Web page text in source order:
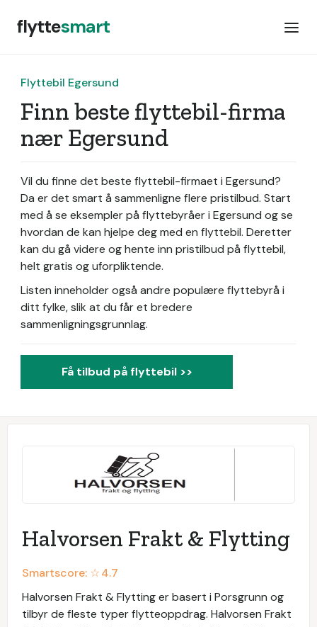
flyttesmart
Flyttebil Egersund
Finn beste flyttebil-firma
nær Egersund
Vil du finne det beste flyttebil-firmaet i Egersund?
Da er det smart å sammenligne flere pristilbud. Start
med å se eksempler på flyttebyråer i Egersund og se
hvordan de kan hjelpe deg med en flyttebil. Deretter
kan du gå videre og hente inn pristilbud på flyttebil,
helt gratis og uforpliktende.
Listen inneholder også andre populære flyttebyrå i
ditt fylke, slik at du får et bredere
sammenligningsgrunnlag.
Få tilbud på flyttebil >>
Halvorsen Frakt & Flytting
Smartscore: ☆4.7
Halvorsen Frakt & Flytting er basert i Porsgrunn og
tilbyr de fleste typer flytteoppdrag. Halvorsen Frakt